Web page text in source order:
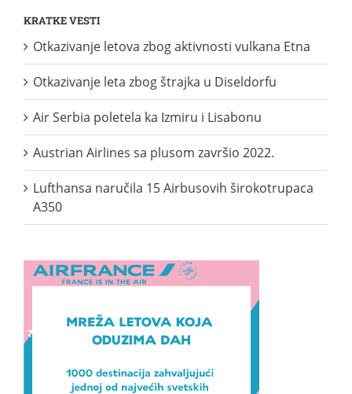
KRATKE VESTI
Otkazivanje letova zbog aktivnosti vulkana Etna
Otkazivanje leta zbog štrajka u Diseldorfu
Air Serbia poletela ka Izmiru i Lisabonu
Austrian Airlines sa plusom završio 2022.
Lufthansa naručila 15 Airbusovih širokotrupaca
A350